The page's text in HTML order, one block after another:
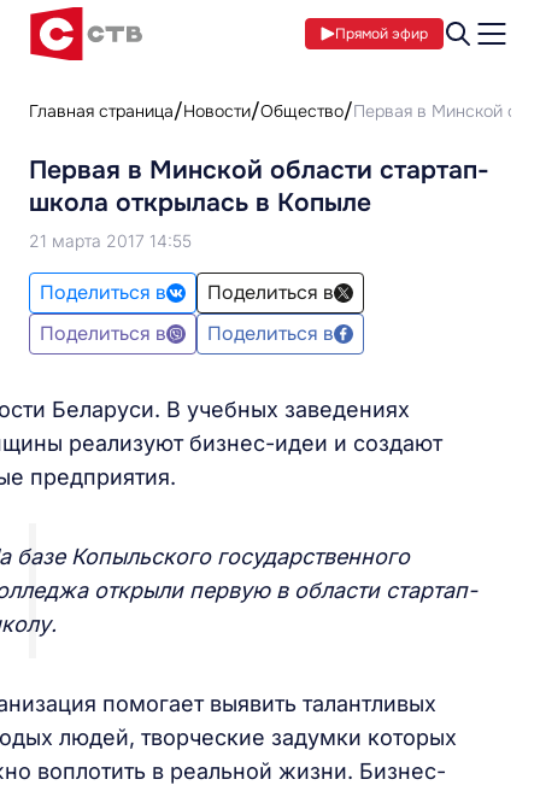
Прямой эфир
Главная страница Новости Общество Первая в Минской
Первая в Минской области стартап-
школа открылась в Копыле
21 марта 2017 14:55
Поделиться в
Поделиться в
Поделиться в
Поделиться в
Беларуси. В учебных заведениях
реализуют бизнес-идеи и создают
предприятия.
базе Копыльского государственного
открыли первую в области стартап-
помогает выявить талантливых
людей, творческие задумки которых
воплотить в реальной жизни. Бизнес-